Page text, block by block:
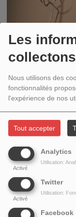
Les
collectons
Nous utilisons des
fonctionnalités
l'expérience de nos
Tout accepter
Analytics
Activé
Utilisation:
Twitter
Activé
Utilisation:
Facebook
https://open.spotify.com/
VOIR AUSSI